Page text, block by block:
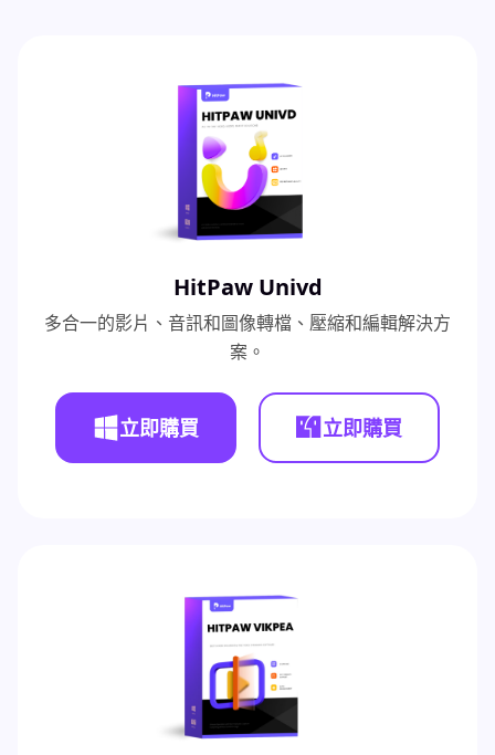
HitPaw Univd
多合一的影片、音訊和圖像轉檔、壓縮和編輯解決方
案。
立即購買 立即購買